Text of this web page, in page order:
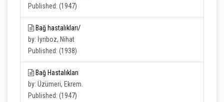
Published: (1947)
Bağ hastalıkları/
by: İyriboz, Nihat
Published: (1938)
Bağ Hastalıkları
by: Üzümeri, Ekrem.
Published: (1947)